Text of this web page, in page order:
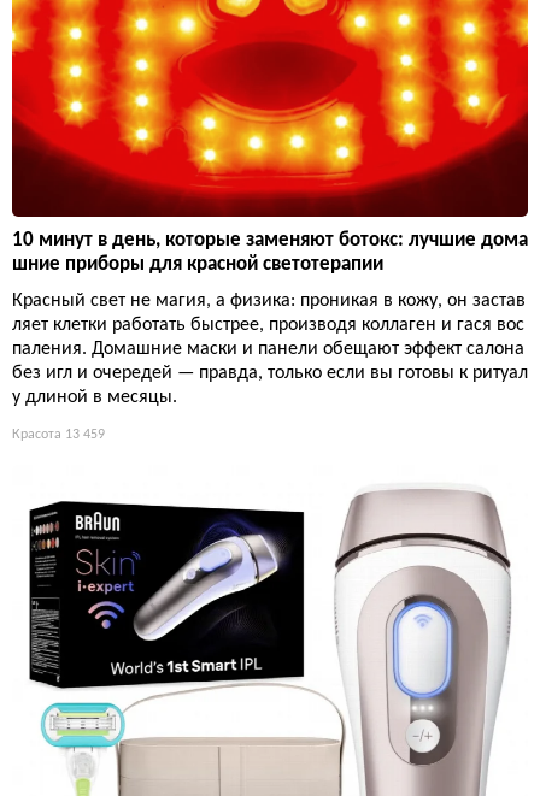
10 минут в день, которые заменяют ботокс: лучшие дома
шние приборы для красной светотерапии
Красный свет не магия, а физика: проникая в кожу, он застав
ляет клетки работать быстрее, производя коллаген и гася вос
паления. Домашние маски и панели обещают эффект салона
без игл и очередей — правда, только если вы готовы к ритуал
у длиной в месяцы.
Красота 13 459